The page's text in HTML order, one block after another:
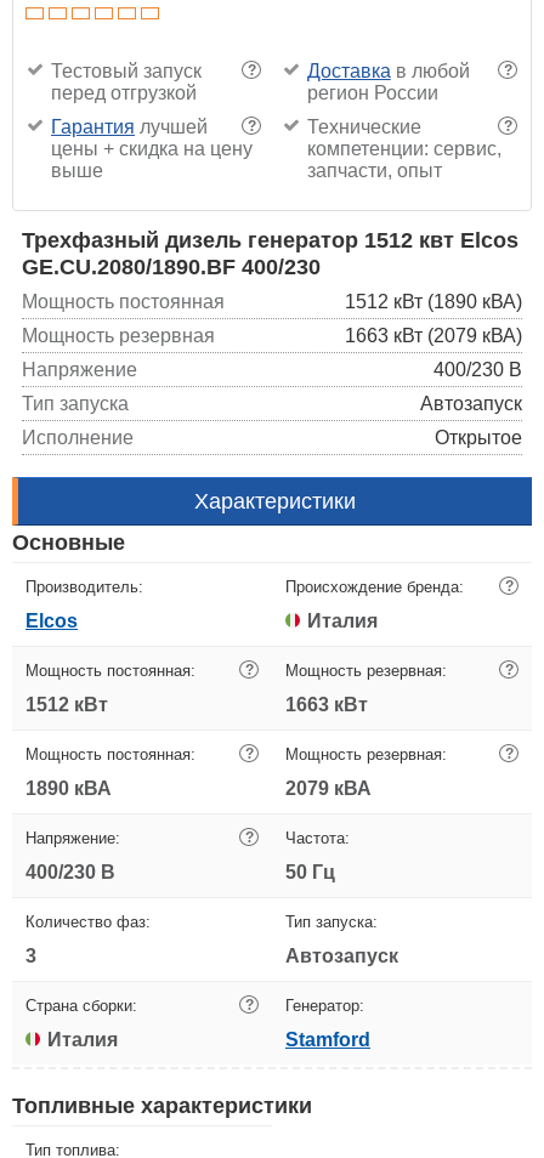
?
Тестовый запуск
перед отгрузкой
?
Доставка в любой
регион России
?
Гарантия лучшей
цены + скидка на цену
выше
?
Технические
компетенции: сервис,
запчасти, опыт
Трехфазный дизель генератор 1512 квт Elcos
GE.CU.2080/1890.BF 400/230
Мощность постоянная
1512 кВт (1890 кВА)
Мощность резервная
1663 кВт (2079 кВА)
Напряжение
400/230 В
Тип запуска
Автозапуск
Исполнение
Открытое
Характеристики
Основные
Производитель:
Elcos
Происхождение бренда: ?
Италия
Мощность постоянная: ?
1512 кВт
Мощность резервная: ?
1663 кВт
Мощность постоянная: ?
1890 кВА
Мощность резервная: ?
2079 кВА
Напряжение: ?
400/230 В
Частота:
50 Гц
Количество фаз:
3
Тип запуска:
Автозапуск
Страна сборки: ?
Италия
Генератор:
Stamford
Топливные характеристики
Тип топлива: